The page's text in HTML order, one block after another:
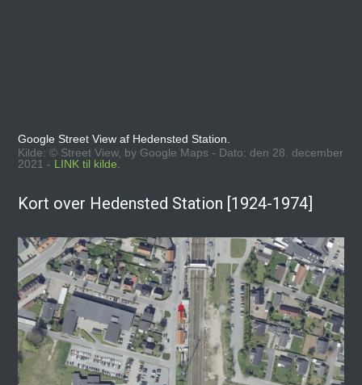
Google Street View af Hedensted Station.
Kilde: © Street View, by Google Maps - Dato: den 28. december
2021 - LINK til kilde.
Kort over Hedensted Station [1924-1974]